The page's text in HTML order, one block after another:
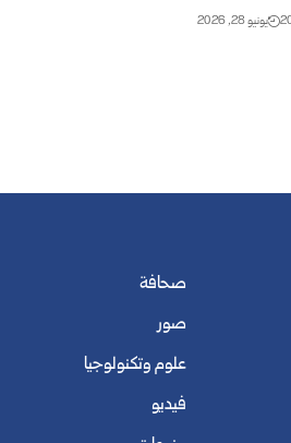
يونيو 28, 2026
صحافة
صور
علوم وتكنولوجيا
فيديو